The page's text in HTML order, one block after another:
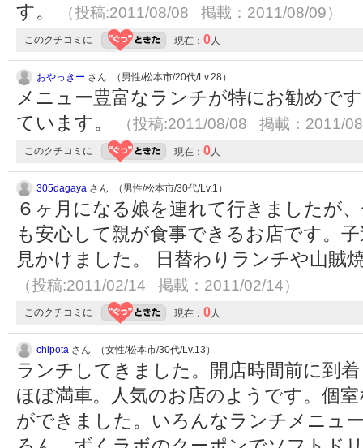
す。
（投稿:2011/08/08 掲載：2011/08/09）
このクチコミに 現在： 0人
おやっきー さん （男性/松本市/20代/Lv.28）
メニュー豊富なランチが特にお勧めで
ています。
（投稿:2011/08/08 掲載：2011/
このクチコミに 現在： 0人
305dagaya さん （男性/松本市/30代/Lv.1）
６ヶ月になる娘を連れて行きましたが
も安心して親が食事できるお店です。
見かけました。 日替わりランチや山賊
（投稿:2011/02/14 掲載：2011/02/14）
このクチコミに 現在： 0人
chipota さん （女性/松本市/30代/Lv.13）
ランチしてきました。開店時間前に到
ほぼ満車。人気のお店のようです。個
ができました。いろんなランチメニュ